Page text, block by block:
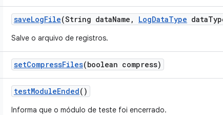
saveLogFile(String dataName , LogDataType data
Salve o arquivo de registros.
setCompressFiles(boolean compress)
testModuleEnded()
Informa que o módulo de teste foi encerrado.